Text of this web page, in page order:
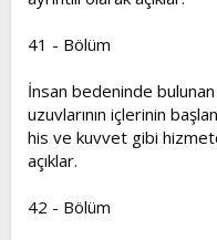
41 - Bölüm
İnsan bedeninde
uzuvlarının içlerinin
his ve kuvvet gibi
açıklar.
42 - Bölüm